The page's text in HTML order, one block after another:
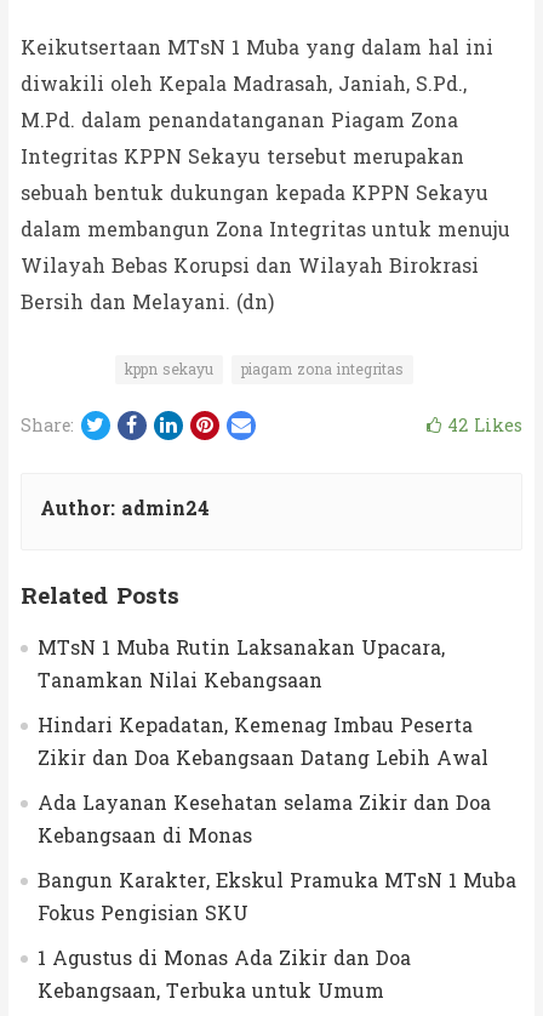
Keikutsertaan MTsN 1 Muba yang dalam hal ini
diwakili oleh Kepala Madrasah, Janiah, S.Pd.,
M.Pd. dalam penandatanganan Piagam Zona
Integritas KPPN Sekayu tersebut merupakan
sebuah bentuk dukungan kepada KPPN Sekayu
dalam membangun Zona Integritas untuk menuju
Wilayah Bebas Korupsi dan Wilayah Birokrasi
Bersih dan Melayani. (dn)
kppn sekayu piagam zona integritas
Share: Twitter
Facebook
LinkedIn
Pinterest
Email 42 Likes
Author: admin24
Related Posts
MTsN 1 Muba Rutin Laksanakan Upacara,
Tanamkan Nilai Kebangsaan
Hindari Kepadatan, Kemenag Imbau Peserta
Zikir dan Doa Kebangsaan Datang Lebih Awal
Ada Layanan Kesehatan selama Zikir dan Doa
Kebangsaan di Monas
Bangun Karakter, Ekskul Pramuka MTsN 1 Muba
Fokus Pengisian SKU
1 Agustus di Monas Ada Zikir dan Doa
Kebangsaan, Terbuka untuk Umum